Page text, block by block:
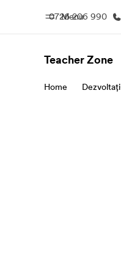
Menu
0726 206 990
Teacher Zone
Home